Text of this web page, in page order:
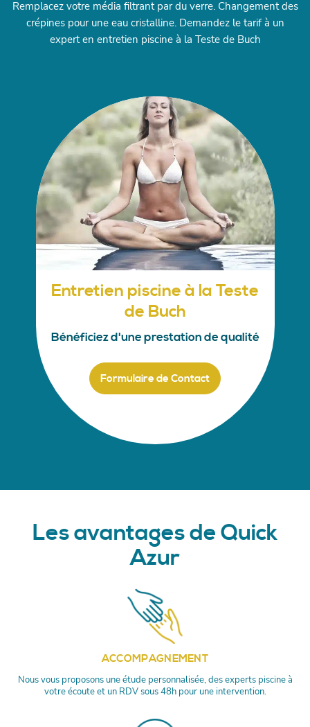
Remplacez votre média filtrant par du verre. Changement des
crépines pour une eau cristalline. Demandez le tarif à un
expert en entretien piscine à la Teste de Buch
Entretien piscine à la Teste
de Buch
Bénéficiez d'une prestation de qualité
Formulaire de Contact
Les avantages de Quick
Azur
ACCOMPAGNEMENT
Nous vous proposons une étude personnalisée, des experts piscine à
votre écoute et un RDV sous 48h pour une intervention.